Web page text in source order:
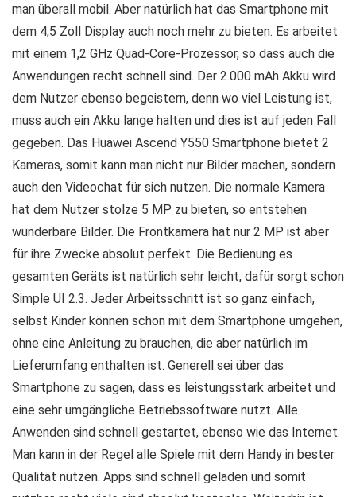
man überall mobil. Aber natürlich hat das Smartphone mit
dem 4,5 Zoll Display auch noch mehr zu bieten. Es arbeitet
mit einem 1,2 GHz Quad-Core-Prozessor, so dass auch die
Anwendungen recht schnell sind. Der 2.000 mAh Akku wird
dem Nutzer ebenso begeistern, denn wo viel Leistung ist,
muss auch ein Akku lange halten und dies ist auf jeden Fall
gegeben. Das Huawei Ascend Y550 Smartphone bietet 2
Kameras, somit kann man nicht nur Bilder machen, sondern
auch den Videochat für sich nutzen. Die normale Kamera
hat dem Nutzer stolze 5 MP zu bieten, so entstehen
wunderbare Bilder. Die Frontkamera hat nur 2 MP ist aber
für ihre Zwecke absolut perfekt. Die Bedienung es
gesamten Geräts ist natürlich sehr leicht, dafür sorgt schon
Simple UI 2.3. Jeder Arbeitsschritt ist so ganz einfach,
selbst Kinder können schon mit dem Smartphone umgehen,
ohne eine Anleitung zu brauchen, die aber natürlich im
Lieferumfang enthalten ist. Generell sei über das
Smartphone zu sagen, dass es leistungsstark arbeitet und
eine sehr umgängliche Betriebssoftware nutzt. Alle
Anwenden sind schnell gestartet, ebenso wie das Internet.
Man kann in der Regel alle Spiele mit dem Handy in bester
Qualität nutzen. Apps sind schnell geladen und somit